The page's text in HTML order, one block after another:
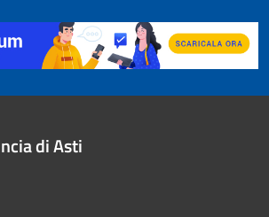
di Asti